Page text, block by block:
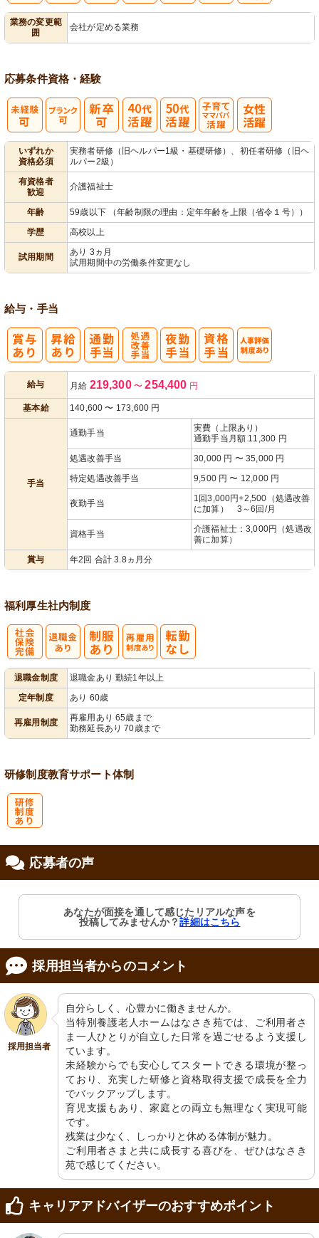
業務の変更範
囲
会社が定める業務
応募条件資格・経験
いずれか
資格必須
実務者研修（旧ヘルパー1級・基礎研修）、初任者研修（旧ヘ
ルパー2級）
有資格者
歓迎
介護福祉士
年齢
59歳以下 （年齢制限の理由：定年年齢を上限（省令１号））
学歴
高校以上
試用期間
あり 3ヵ月
試用期間中の労働条件変更なし
給与・手当
給与 月給 219,300 〜 254,400 円
基本給 140,600 〜 173,600 円
手当
通勤手当
実費（上限あり）
通勤手当月額 11,300 円
処遇改善手当
30,000 円 〜 35,000 円
特定処遇改善手当
9,500 円 〜 12,000 円
夜勤手当
1回3,000円+2,500（処遇改善
に加算） 3～6回/月
資格手当
介護福祉士：3,000円（処遇改
善に加算）
賞与
年2回 合計 3.8ヵ月分
福利厚生社内制度
退職金制度
退職金あり 勤続1年以上
定年制度
あり 60歳
再雇用制度
再雇用あり 65歳まで
勤務延長あり 70歳まで
研修制度教育サポート体制
応募者の声
あなたが面接を通して感じたリアルな声を
投稿してみませんか？詳細はこちら
採用担当者からのコメント
採用担当者
自分らしく、心豊かに働きませんか。
当特別養護老人ホームはなさき苑では、ご利用者さ
ま一人ひとりが自立した日常を過ごせるよう支援し
ています。
未経験からでも安心してスタートできる環境が整っ
ており、充実した研修と資格取得支援で成長を全力
でバックアップします。
育児支援もあり、家庭との両立も無理なく実現可能
です。
残業は少なく、しっかりと休める体制が魅力。
ご利用者さまと共に成長する喜びを、ぜひはなさき
苑で感じてください。
キャリアアドバイザーのおすすめポイント